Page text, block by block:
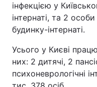
інфекцією у
інтернаті, та 2
будинку-інтернаті.
Усього у Києві
них: 2 дитячі, 2
психоневрологічні